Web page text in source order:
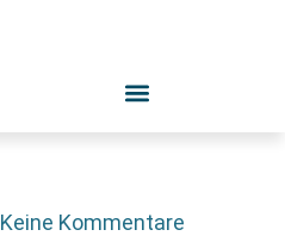
Keine Kommentare